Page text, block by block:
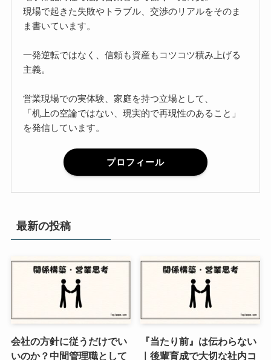
現場で起きた失敗やトラブル、交渉のリアルをそのま
ま書いています。
一発逆転ではなく、信頼も資産もコツコツ積み上げる
主義。
営業現場での実体験、家庭を持つ立場として、
「机上の空論ではない、現実的で再現性のあること」
を発信しています。
プロフィール
最新の投稿
会社の方針に従うだけでい
いのか？中間管理職として
『当たり前』は伝わらない
｜後輩育成で大切な社内コ